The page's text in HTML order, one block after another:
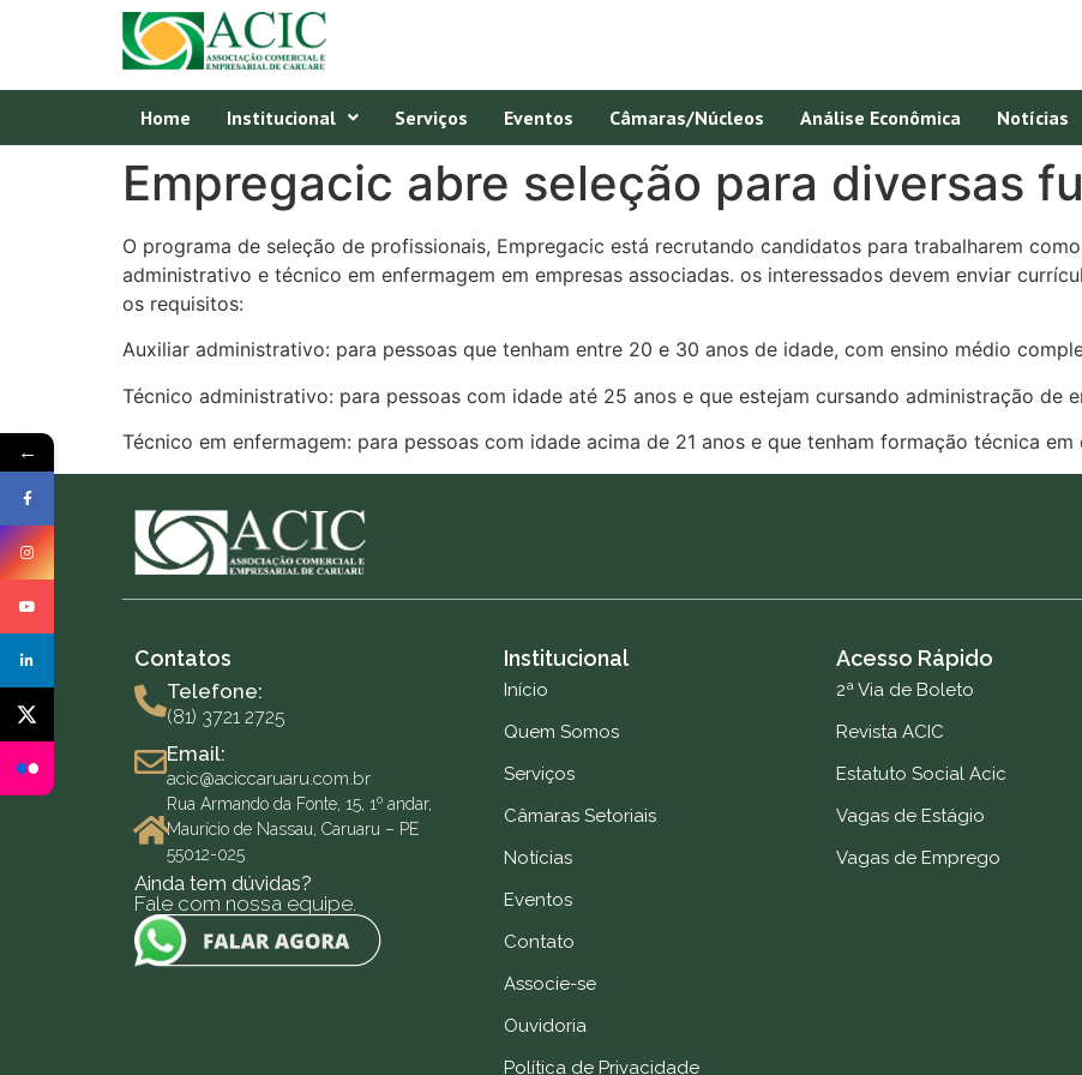
Home Institucional Serviços Eventos Câmaras/Núcleos Análise Econômica Notícias
Empregacic abre seleção para diversas
O programa de seleção de profissionais, Empregacic está recrutando candidatos para trabalharem
administrativo e técnico em enfermagem em empresas associadas. os interessados devem enviar
os requisitos:
Auxiliar administrativo: para pessoas que tenham entre 20 e 30 anos de idade, com ensino médio
Técnico administrativo: para pessoas com idade até 25 anos e que estejam cursando administração de
Técnico em enfermagem: para pessoas com idade acima de 21 anos e que tenham formação técnica em
Contatos
Telefone:
(81) 3721 2725
Email:
acic@aciccaruaru.com.br
Rua Armando da Fonte, 15, 1º andar,
Maurício de Nassau, Caruaru – PE
55012-025
Ainda tem dúvidas?
Fale com nossa equipe.
Institucional
Início
Quem Somos
Serviços
Câmaras Setoriais
Notícias
Eventos
Contato
Associe-se
Ouvidoria
Política de Privacidade
Acesso Rápido
2ª Via de Boleto
Revista ACIC
Estatuto Social Acic
Vagas de Estágio
Vagas de Emprego
←